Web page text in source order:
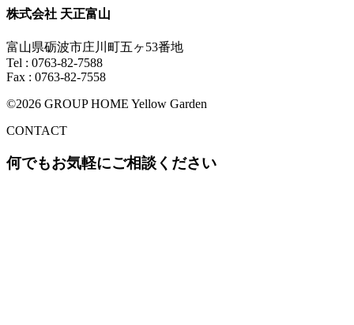
株式会社 天正富山
富山県砺波市庄川町五ヶ53番地
Tel : 0763-82-7588
Fax : 0763-82-7558
©2026 GROUP HOME Yellow Garden
CONTACT
何でもお気軽にご相談ください